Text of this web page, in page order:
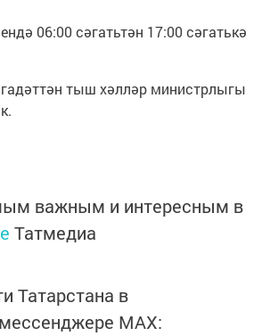
06:00 сәгатьтән 17:00 сәгатькә
тыш хәлләр министрлыгы
важным и интересным в
Татмедиа
Татарстана в
MАХ: